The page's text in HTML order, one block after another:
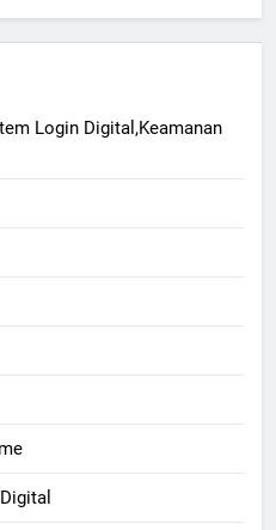
Login Digital,Keamanan